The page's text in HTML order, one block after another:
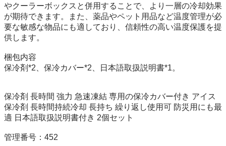
やクーラーボックスと併用することで、より一層の冷却効果
が期待できます。また、薬品やペット用品など温度管理が必
要な敏感な物品にも適しており、信頼性の高い温度保護を提
供します。
梱包内容
保冷剤*2、保冷カバー*2、日本語取扱説明書*1。
保冷剤 長時間 強力 急速凍結 専用の保冷カバー付き アイス
保冷剤 長時間持続冷却 長持ち 繰り返し使用可 防災用にも最
適 日本語取扱説明書付き 2個セット
管理番号：452